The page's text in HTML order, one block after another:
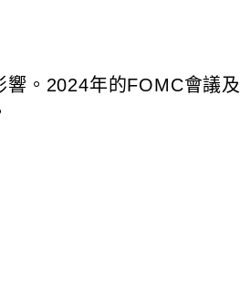
。2024年的FOMC會議及